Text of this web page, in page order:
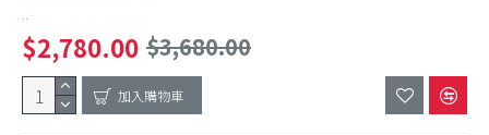
..
$2,780.00 $3,680.00
加入購物車